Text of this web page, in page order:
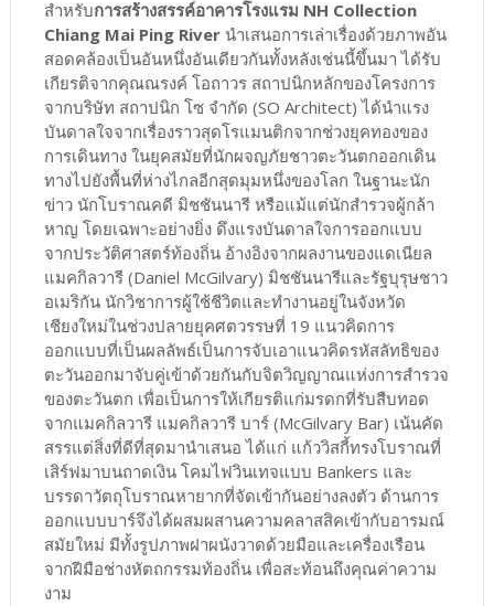
สำหรับการสร้างสรรค์อาคารโรงแรม NH Collection
Chiang Mai Ping River นำเสนอการเล่าเรื่องด้วยภาพอัน
สอดคล้องเป็นอันหนึ่งอันเดียวกันทั้งหลังเช่นนี้ขึ้นมา ได้รับ
เกียรติจากคุณณรงค์ โอถาวร สถาปนิกหลักของโครงการ
จากบริษัท สถาปนิก โซ จำกัด (SO Architect) ได้นำแรง
บันดาลใจจากเรื่องราวสุดโรแมนติกจากช่วงยุคทองของ
การเดินทาง ในยุคสมัยที่นักผจญภัยชาวตะวันตกออกเดิน
ทางไปยังพื้นที่ห่างไกลอีกสุดมุมหนึ่งของโลก ในฐานะนัก
ข่าว นักโบราณคดี มิชชันนารี หรือแม้แต่นักสำรวจผู้กล้า
หาญ โดยเฉพาะอย่างยิ่ง ดึงแรงบันดาลใจการออกแบบ
จากประวัติศาสตร์ท้องถิ่น อ้างอิงจากผลงานของแดเนียล
แมคกิลวารี (Daniel McGilvary) มิชชันนารีและรัฐบุรุษชาว
อเมริกัน นักวิชาการผู้ใช้ชีวิตและทำงานอยู่ในจังหวัด
เชียงใหม่ในช่วงปลายยุคศตวรรษที่ 19 แนวคิดการ
ออกแบบที่เป็นผลลัพธ์เป็นการจับเอาแนวคิดรหัสลัทธิของ
ตะวันออกมาจับคู่เข้าด้วยกันกับจิตวิญญาณแห่งการสำรวจ
ของตะวันตก เพื่อเป็นการให้เกียรติแก่มรดกที่รับสืบทอด
จากแมคกิลวารี แมคกิลวารี บาร์ (McGilvary Bar) เน้นคัด
สรรแต่สิ่งที่ดีที่สุดมานำเสนอ ได้แก่ แก้ววิสกี้ทรงโบราณที่
เสิร์ฟมาบนถาดเงิน โคมไฟวินเทจแบบ Bankers และ
บรรดาวัตถุโบราณหายากที่จัดเข้ากันอย่างลงตัว ด้านการ
ออกแบบบาร์จึงได้ผสมผสานความคลาสสิคเข้ากับอารมณ์
สมัยใหม่ มีทั้งรูปภาพฝาผนังวาดด้วยมือและเครื่องเรือน
จากฝีมือช่างหัตถกรรมท้องถิ่น เพื่อสะท้อนถึงคุณค่าความ
งาม